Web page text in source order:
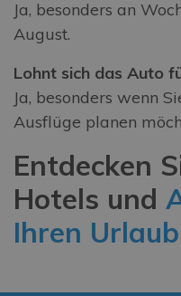
Ja, besonders an
August.
Lohnt sich das Auto
Ja, besonders wenn
Ausflüge planen
Entdecken
Hotels und
Ihren Urlaub